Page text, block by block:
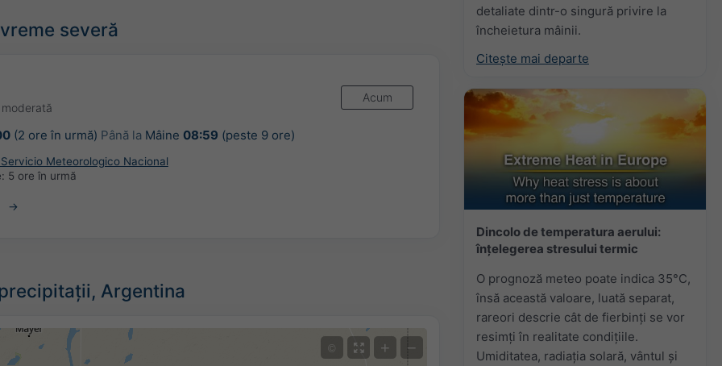
detaliate dintr-o singură privire la
încheietura mâinii.
Citește mai departe
Dincolo de temperatura aerului:
înțelegerea stresului termic
O prognoză meteo poate indica 35°C,
însă această valoare, luată separat,
rareori descrie cât de fierbinți se vor
resimți în realitate condițiile.
Umiditatea, radiația solară, vântul și
severă
Acum
(2 ore în urmă) Până la Mâine 08:59 (peste 9 ore)
Meteorologico Nacional
5 ore în urmă
Argentina
© + −